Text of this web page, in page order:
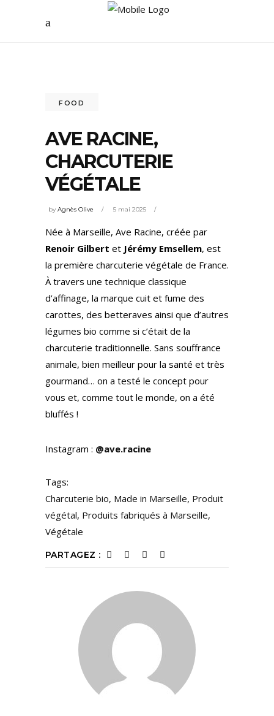
FOOD
AVE RACINE,
CHARCUTERIE
VÉGÉTALE
byAgnès Olive 5 mai 2025
Née à Marseille, Ave Racine, créée par
Renoir Gilbert et Jérémy Emsellem, est
la première charcuterie végétale de France.
À travers une technique classique
d’affinage, la marque cuit et fume des
carottes, des betteraves ainsi que d’autres
légumes bio comme si c’était de la
charcuterie traditionnelle. Sans souffrance
animale, bien meilleur pour la santé et très
gourmand… on a testé le concept pour
vous et, comme tout le monde, on a été
bluffés !
Instagram : @ave.racine
Tags:
Charcuterie bio, Made in Marseille, Produit
végétal, Produits fabriqués à Marseille,
Végétale
PARTAGEZ :